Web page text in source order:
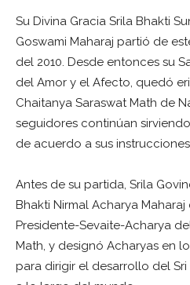
Su Divina Gracia Srila Bhakti
Goswami Maharaj partió de
del 2010. Desde entonces su
del Amor y el Afecto, quedó
Chaitanya Saraswat Math de
seguidores continúan
de acuerdo a sus
Antes de su partida, Srila
Bhakti Nirmal Acharya
Presidente-Sevaite-Acharya
Math, y designó Acharyas en
para dirigir el desarrollo del